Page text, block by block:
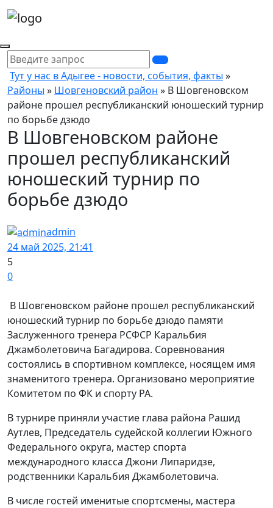
Тут у нас в Адыгее - новости, события, факты »
Районы » Шовгеновский район » В Шовгеновском
районе прошел республиканский юношеский турнир
по борьбе дзюдо
В Шовгеновском районе
прошел республиканский
юношеский турнир по
борьбе дзюдо
admin
24 май 2025, 21:41
5
0
В Шовгеновском районе прошел республиканский
юношеский турнир по борьбе дзюдо памяти
Заслуженного тренера РСФСР Каральбия
Джамболетовича Багадирова. Соревнования
состоялись в спортивном комплексе, носящем имя
знаменитого тренера. Организовано мероприятие
Комитетом по ФК и спорту РА.
В турнире приняли участие глава района Рашид
Аутлев, Председатель судейской коллегии Южного
Федерального округа, мастер спорта
международного класса Джони Липаридзе,
родственники Каральбия Джамболетовича.
В числе гостей именитые спортсмены, мастера